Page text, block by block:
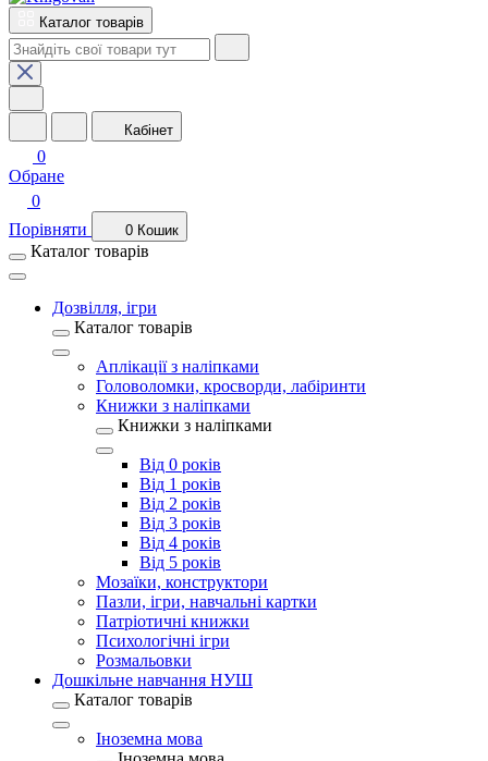
Каталог товарів
Кабінет
0
Обране
0
Порівняти
0 Кошик
Каталог товарів
Дозвілля, ігри
Каталог товарів
Аплікації з наліпками
Головоломки, кросворди, лабіринти
Книжки з наліпками
Книжки з наліпками
Від 0 років
Від 1 років
Від 2 років
Від 3 років
Від 4 років
Від 5 років
Мозаїки, конструктори
Пазли, ігри, навчальні картки
Патріотичні книжки
Психологічні ігри
Розмальовки
Дошкільне навчання НУШ
Каталог товарів
Іноземна мова